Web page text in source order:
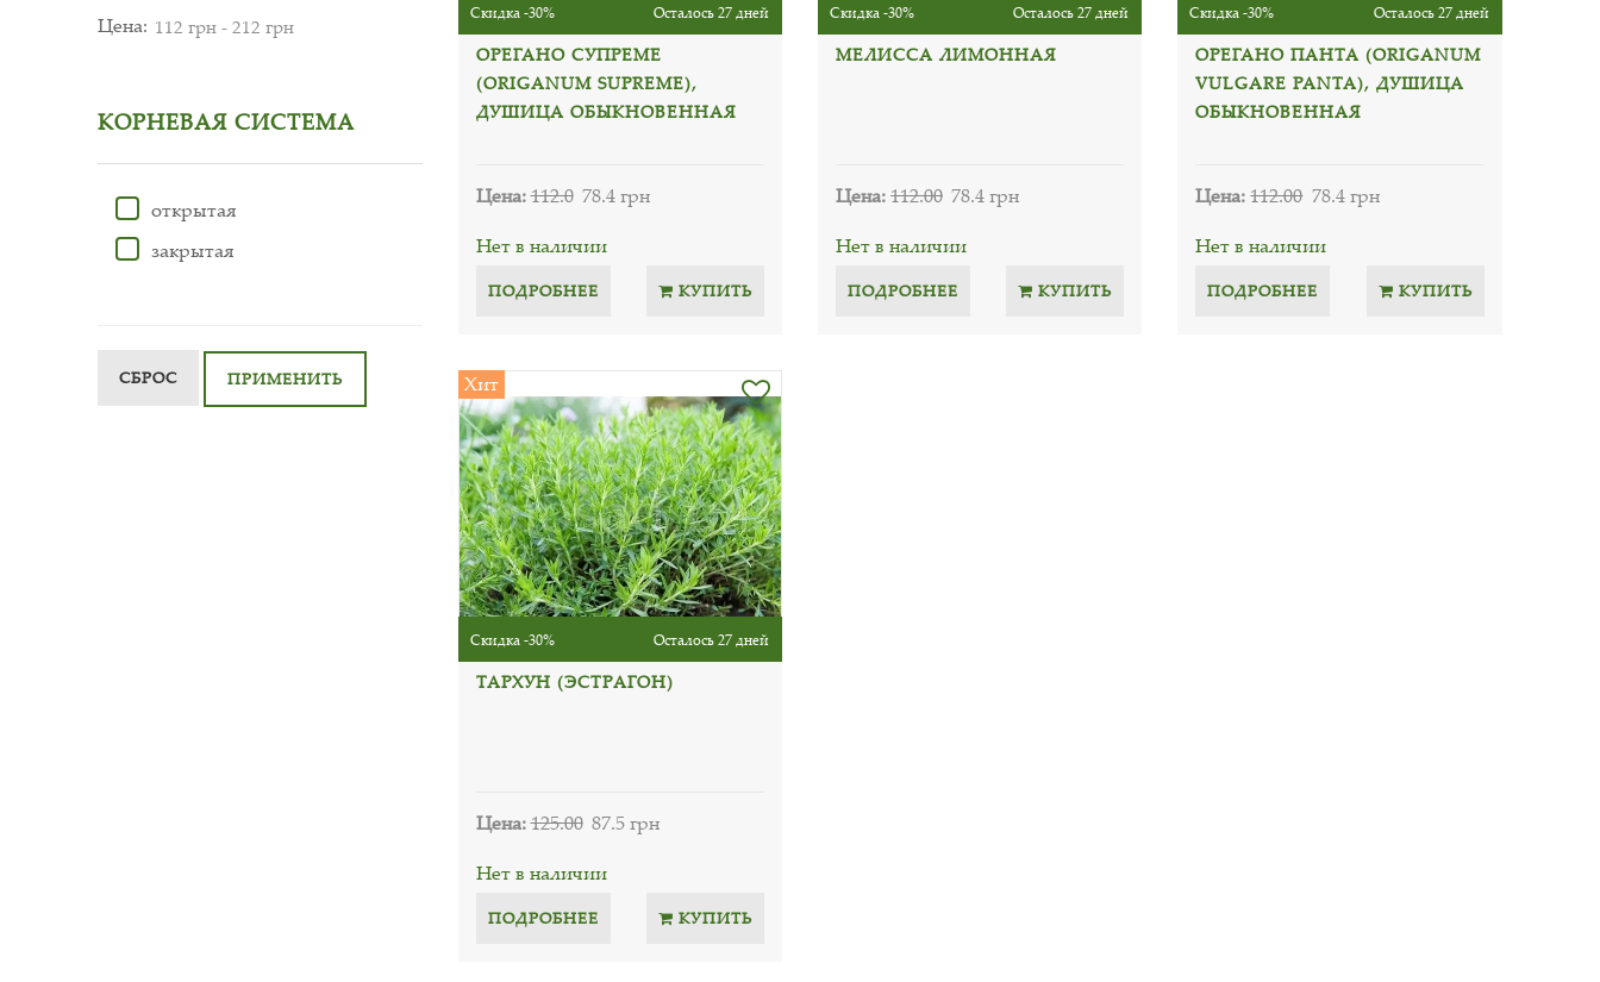
Цена:
КОРНЕВАЯ СИСТЕМА
открытая
закрытая
СБРОС ПРИМЕНИТЬ
Скидка -30% Осталось 27 дней
ОРЕГАНО СУПРЕМЕ
(ORIGANUM SUPREME),
ДУШИЦА ОБЫКНОВЕННАЯ
Цена:112.0 78.4 грн
Нет в наличии
ПОДРОБНЕЕ КУПИТЬ
Скидка -30% Осталось 27 дней
МЕЛИССА ЛИМОННАЯ
Цена:112.00 78.4 грн
Нет в наличии
ПОДРОБНЕЕ КУПИТЬ
Скидка -30% Осталось 27 дней
ОРЕГАНО ПАНТА (ORIGANUM
VULGARE PANTA), ДУШИЦА
ОБЫКНОВЕННАЯ
Цена:112.00 78.4 грн
Нет в наличии
ПОДРОБНЕЕ КУПИТЬ
Хит
Скидка -30% Осталось 27 дней
ТАРХУН (ЭСТРАГОН)
Цена:125.00 87.5 грн
Нет в наличии
ПОДРОБНЕЕ КУПИТЬ